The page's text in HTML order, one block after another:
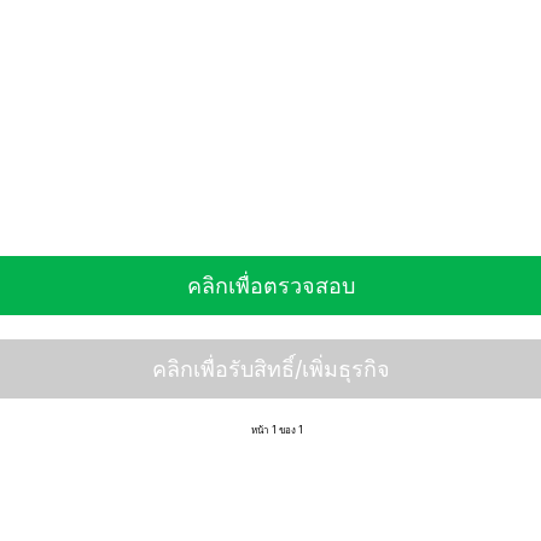
คลิกเพื่อตรวจสอบ
คลิกเพื่อรับสิทธิ์/เพิ่มธุรกิจ
หน้า 1 ของ 1